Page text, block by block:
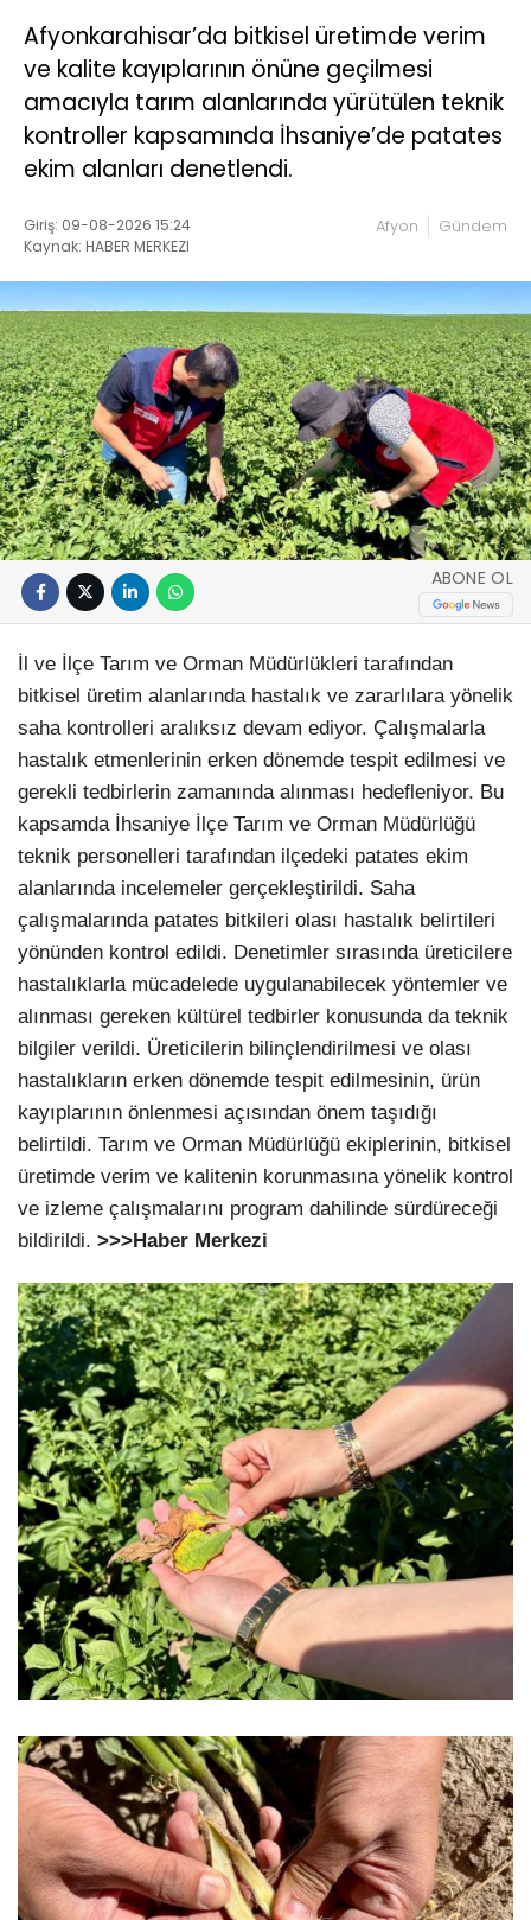
Afyonkarahisar’da bitkisel üretimde verim
ve kalite kayıplarının önüne geçilmesi
amacıyla tarım alanlarında yürütülen teknik
kontroller kapsamında İhsaniye’de patates
ekim alanları denetlendi.
Giriş: 09-08-2026 15:24
Kaynak: HABER MERKEZI
Afyon Gündem
ABONE OL
İl ve İlçe Tarım ve Orman Müdürlükleri tarafından
bitkisel üretim alanlarında hastalık ve zararlılara yönelik
saha kontrolleri aralıksız devam ediyor. Çalışmalarla
hastalık etmenlerinin erken dönemde tespit edilmesi ve
gerekli tedbirlerin zamanında alınması hedefleniyor. Bu
kapsamda İhsaniye İlçe Tarım ve Orman Müdürlüğü
teknik personelleri tarafından ilçedeki patates ekim
alanlarında incelemeler gerçekleştirildi. Saha
çalışmalarında patates bitkileri olası hastalık belirtileri
yönünden kontrol edildi. Denetimler sırasında üreticilere
hastalıklarla mücadelede uygulanabilecek yöntemler ve
alınması gereken kültürel tedbirler konusunda da teknik
bilgiler verildi. Üreticilerin bilinçlendirilmesi ve olası
hastalıkların erken dönemde tespit edilmesinin, ürün
kayıplarının önlenmesi açısından önem taşıdığı
belirtildi. Tarım ve Orman Müdürlüğü ekiplerinin, bitkisel
üretimde verim ve kalitenin korunmasına yönelik kontrol
ve izleme çalışmalarını program dahilinde sürdüreceği
bildirildi. >>>Haber Merkezi